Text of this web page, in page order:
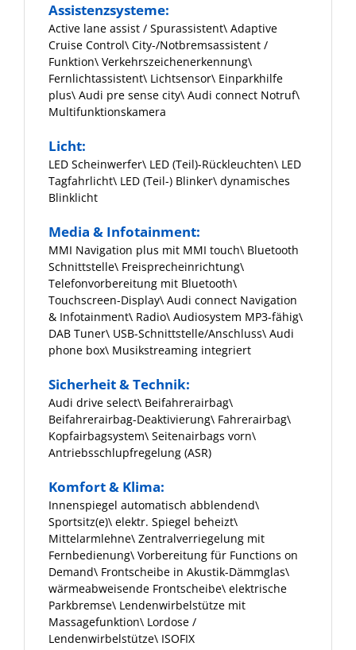
Assistenzsysteme:
Active lane assist / Spurassistent\ Adaptive
Cruise Control\ City-/Notbremsassistent /
Funktion\ Verkehrszeichenerkennung\
Fernlichtassistent\ Lichtsensor\ Einparkhilfe
plus\ Audi pre sense city\ Audi connect Notruf\
Multifunktionskamera
Licht:
LED Scheinwerfer\ LED (Teil)-Rückleuchten\ LED
Tagfahrlicht\ LED (Teil-) Blinker\ dynamisches
Blinklicht
Media & Infotainment:
MMI Navigation plus mit MMI touch\ Bluetooth
Schnittstelle\ Freisprecheinrichtung\
Telefonvorbereitung mit Bluetooth\
Touchscreen-Display\ Audi connect Navigation
& Infotainment\ Radio\ Audiosystem MP3-fähig\
DAB Tuner\ USB-Schnittstelle/Anschluss\ Audi
phone box\ Musikstreaming integriert
Sicherheit & Technik:
Audi drive select\ Beifahrerairbag\
Beifahrerairbag-Deaktivierung\ Fahrerairbag\
Kopfairbagsystem\ Seitenairbags vorn\
Antriebsschlupfregelung (ASR)
Komfort & Klima:
Innenspiegel automatisch abblendend\
Sportsitz(e)\ elektr. Spiegel beheizt\
Mittelarmlehne\ Zentralverriegelung mit
Fernbedienung\ Vorbereitung für Functions on
Demand\ Frontscheibe in Akustik-Dämmglas\
wärmeabweisende Frontscheibe\ elektrische
Parkbremse\ Lendenwirbelstütze mit
Massagefunktion\ Lordose /
Lendenwirbelstütze\ ISOFIX